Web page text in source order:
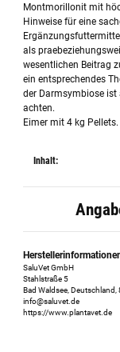
Montmorillonit mit
Hinweise für eine
als
wesentlichen Beitrag
ein entsprechendes
der Darmsymbiose ist
achten.
Eimer mit 4 kg Pellets.
Inhalt:
SaluVet GmbH
Stahlstraße 5
Bad Waldsee, Deutschland,
info@saluvet.de
https://www.plantavet.de